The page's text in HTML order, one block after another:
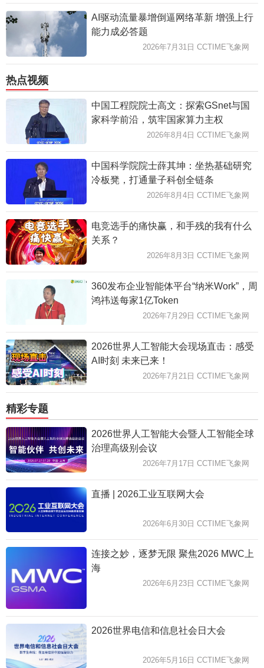
AI驱动流量暴增倒逼网络革新 增强上行
能力成必答题
2026年7月31日 CCTIME飞象网
热点视频
中国工程院院士高文：探索GSnet与国
家科学前沿，筑牢国家算力主权
2026年8月4日 CCTIME飞象网
中国科学院院士薛其坤：坐热基础研究
冷板凳，打通量子科创全链条
2026年8月4日 CCTIME飞象网
电竞选手的痛快赢，和手残的我有什么
关系？
2026年8月3日 CCTIME飞象网
360发布企业智能体平台“纳米Work”，周
鸿祎送每家1亿Token
2026年7月29日 CCTIME飞象网
2026世界人工智能大会现场直击：感受
AI时刻 未来已来！
2026年7月21日 CCTIME飞象网
精彩专题
2026世界人工智能大会暨人工智能全球
治理高级别会议
2026年7月17日 CCTIME飞象网
直播 | 2026工业互联网大会
2026年6月30日 CCTIME飞象网
连接之妙，逐梦无限 聚焦2026 MWC上
海
2026年6月23日 CCTIME飞象网
2026世界电信和信息社会日大会
2026年5月16日 CCTIME飞象网